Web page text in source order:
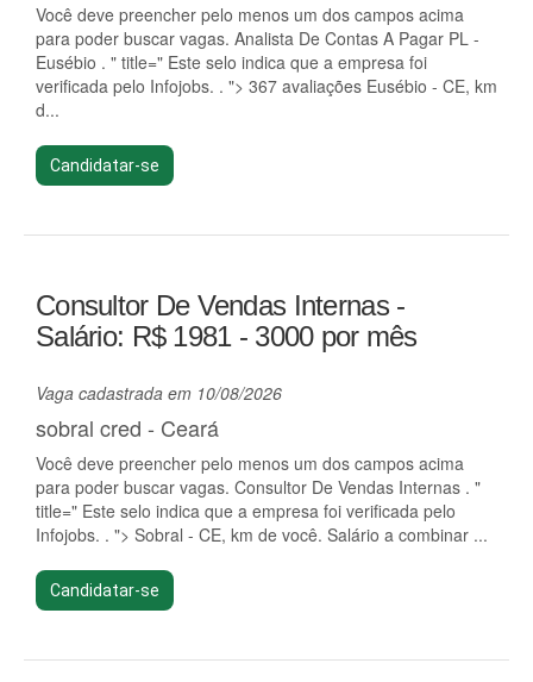
Você deve preencher pelo menos um dos campos acima
para poder buscar vagas. Analista De Contas A Pagar PL -
Eusébio . " title=" Este selo indica que a empresa foi
verificada pelo Infojobs. . "> 367 avaliações Eusébio - CE, km
d...
Candidatar-se
Consultor De Vendas Internas -
Salário: R$ 1981 - 3000 por mês
Vaga cadastrada em 10/08/2026
sobral cred - Ceará
Você deve preencher pelo menos um dos campos acima
para poder buscar vagas. Consultor De Vendas Internas . "
title=" Este selo indica que a empresa foi verificada pelo
Infojobs. . "> Sobral - CE, km de você. Salário a combinar ...
Candidatar-se